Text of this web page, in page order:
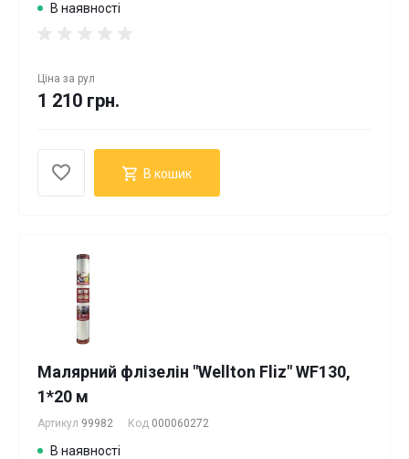
В наявності
Ціна за рул
1 210 грн.
В кошик
Малярний флізелін "Wellton Fliz" WF130,
1*20 м
Артикул 99982 Код 000060272
В наявності